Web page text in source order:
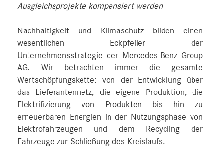
Ausgleichsprojekte kompensiert werden
Nachhaltigkeit und Klimaschutz bilden einen
wesentlichen Eckpfeiler der
Unternehmensstrategie der Mercedes-Benz Group
AG. Wir betrachten immer die gesamte
Wertschöpfungskette: von der Entwicklung über
das Lieferantennetz, die eigene Produktion, die
Elektrifizierung von Produkten bis hin zu
erneuerbaren Energien in der Nutzungsphase von
Elektrofahrzeugen und dem Recycling der
Fahrzeuge zur Schließung des Kreislaufs.